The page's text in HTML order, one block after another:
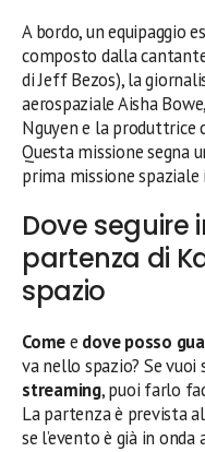
A bordo, un equipaggio
composto dalla
di Jeff Bezos), la
aerospaziale Aisha
Nguyen e la produttrice
Questa missione segna
prima missione
Dove seguire
partenza di
spazio
Comee dove posso
va nello spazio? Se
streaming, puoi farlo
La partenza è prevista
se l’evento è già in